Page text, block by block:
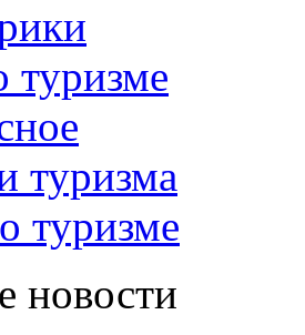
туризме
туризма
туризме
новости